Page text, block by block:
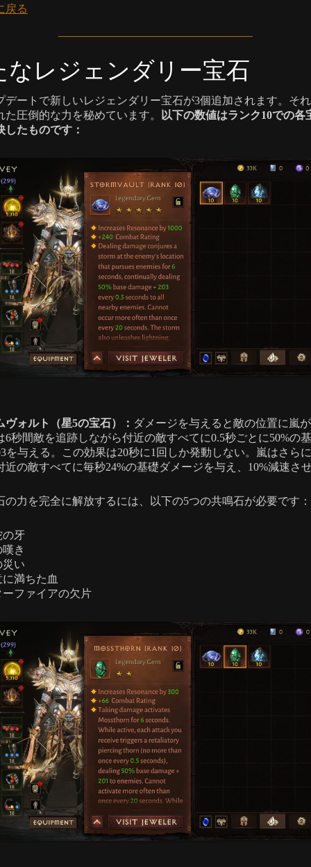
戻る
なレジェンダリー宝石
デートで新しいレジェンダリー宝石が3個追加されます。そ
た圧倒的な力を秘めています。
以下の数値はランク10での各
したものです：
ヴォルト（星5の宝石）： ダメージを与えると敵の位置に嵐
6秒間敵を追跡しながら付近の敵すべてに0.5秒ごとに50%の
を与える。この効果は20秒に1回しか発動しない。嵐はさら
近の敵すべてに毎秒24%の基礎ダメージを与え、10%減速さ
の力を完全に解放するには、以下の5つの共鳴石が必要です：
の牙
き
災い
満ちた血
ーファイアの欠片